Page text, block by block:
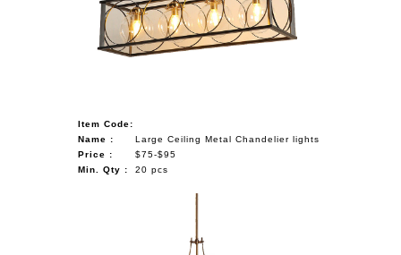
Item Code:
Name :
Large Ceiling Metal Chandelier lights
Price :
$75-$95
Min. Qty :
20 pcs